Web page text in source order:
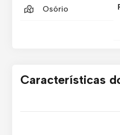
Osório
Características